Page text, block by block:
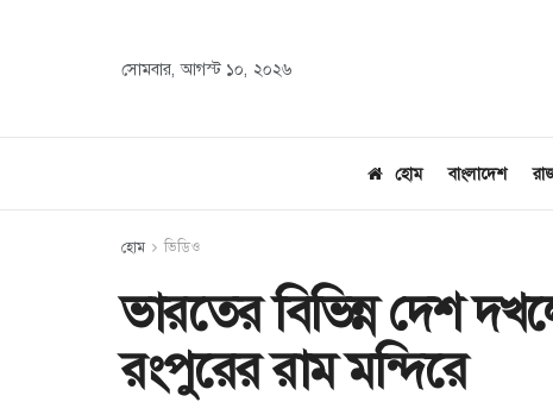
সোমবার, আগস্ট ১০, ২০২৬
হোম বাংলাদেশ
হোম ভিডিও
ভারতের বিভিন্ন দেশ
রংপুরের রাম মন্দিরে